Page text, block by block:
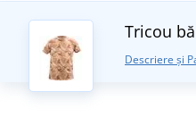
Tricou
Descriere și